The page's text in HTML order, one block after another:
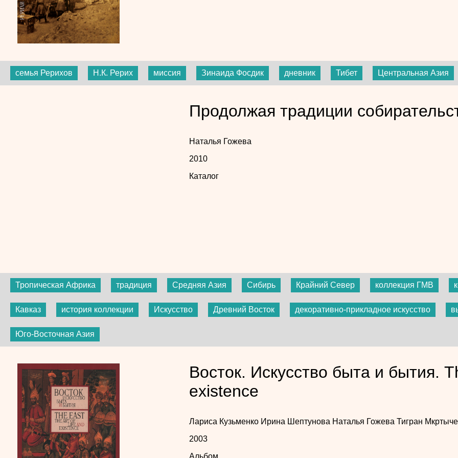
семья Рерихов Н.К. Рерих миссия Зинаида Фосдик дневник Тибет Центральная Азия
Продолжая традиции
Наталья Гожева
2010
Каталог
Тропическая Африка традиция Средняя Азия Сибирь Крайний Север коллекция ГМВ
Кавказ история коллекции Искусство Древний Восток декоративно-прикладное искусство
Юго-Восточная Азия
Восток. Искусство быта и бытия.
existence
Лариса Кузьменко Ирина Шептунова Наталья Гожева Тигран
2003
Альбом